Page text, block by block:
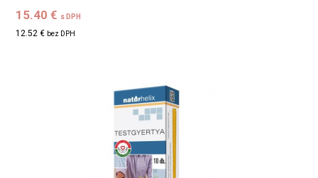
15.40 € s DPH
12.52 € bez DPH